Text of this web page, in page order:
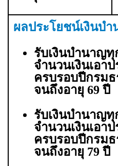
ผลประโยชน์เงินบ
รับเงินบำนาญทุ
จำนวนเงินเอา
ครบรอบปีกรมธ
จนถึงอายุ 69 ปี
รับเงินบำนาญทุ
จำนวนเงินเอา
ครบรอบปีกรมธ
จนถึงอายุ 79 ปี